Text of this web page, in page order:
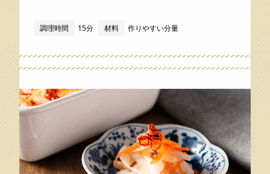
調理時間 15分 材料 作りやすい分量